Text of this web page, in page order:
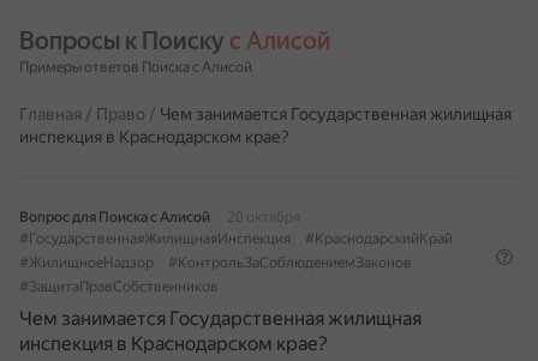
Вопросы к Поиску с Алисой
Примеры ответов Поиска с Алисой
Главная / Право / Чем занимается Государственная жилищная
инспекция в Краснодарском крае?
Вопрос для Поиска с Алисой
20 октября
#ГосударственнаяЖилищнаяИнспекция
#КраснодарскийКрай
#ЖилищноеНадзор
#КонтрольЗаСоблюдениемЗаконов
#ЗащитаПравСобственников
Чем занимается Государственная жилищная
инспекция в Краснодарском крае?